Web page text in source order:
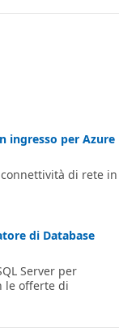
ingresso per Azure
di rete in
di Database
Server per
le offerte di